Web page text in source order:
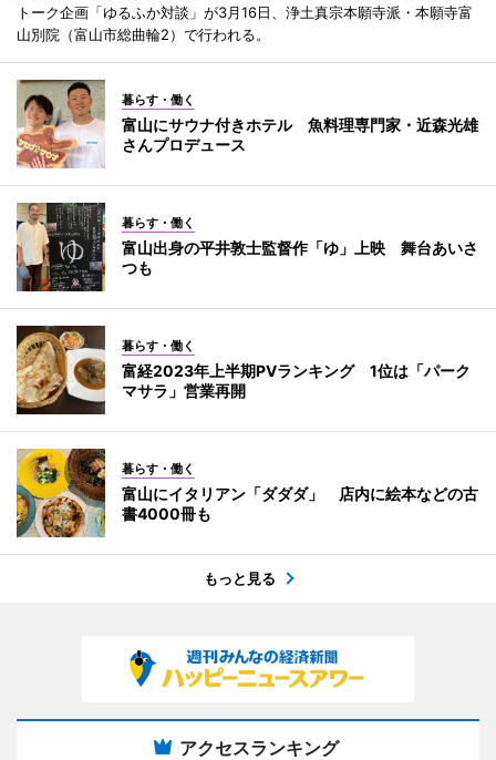
トーク企画「ゆるふか対談」が3月16日、浄土真宗本願寺派・本願寺富
山別院（富山市総曲輪2）で行われる。
暮らす・働く
富山にサウナ付きホテル 魚料理専門家・近森光雄
さんプロデュース
暮らす・働く
富山出身の平井敦士監督作「ゆ」上映 舞台あいさ
つも
暮らす・働く
富経2023年上半期PVランキング 1位は「パーク
マサラ」営業再開
暮らす・働く
富山にイタリアン「ダダダ」 店内に絵本などの古
書4000冊も
もっと見る
アクセスランキング